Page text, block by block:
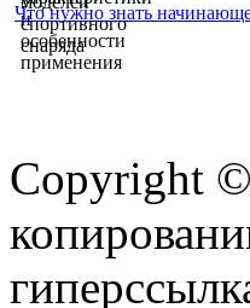
Что нужно знать
Copyright